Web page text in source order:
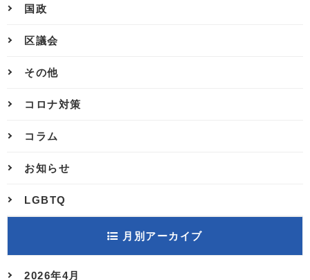
国政
区議会
その他
コロナ対策
コラム
お知らせ
LGBTQ
月別アーカイブ
2026年4月